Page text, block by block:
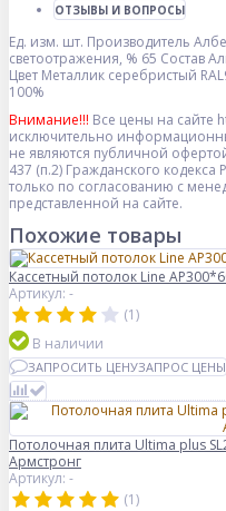
ОТЗЫВЫ И ВОПРОСЫ
Ед. изм. шт. Производитель
светоотражения, % 65 Состав
Цвет Металлик серебристый
100%
Внимание!!! Все цены на сайте
исключительно
не являются публичной
437 (п.2) Гражданского
только по согласованию с
представленной на сайте.
Похожие товары
Кассетный потолок Line
Артикул: -
(1)
В наличии
ЗАПРОСИТЬ ЦЕНУЗАПРОС ЦЕНЫ
Потолочная плита Ultima plus
Армстронг
Артикул: -
(1)